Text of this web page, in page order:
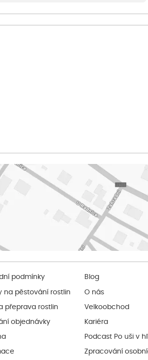
podmínky
na pěstování rostlin
přeprava rostlin
objednávky
Blog
O nás
Velkoobchod
Kariéra
Podcast Po uši v
Zpracování